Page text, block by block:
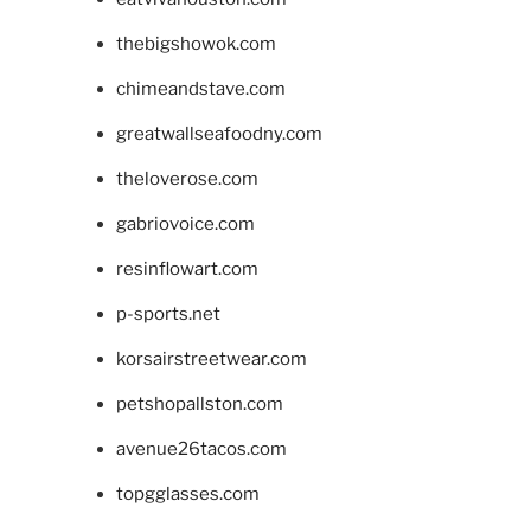
thebigshowok.com
chimeandstave.com
greatwallseafoodny.com
theloverose.com
gabriovoice.com
resinflowart.com
p-sports.net
korsairstreetwear.com
petshopallston.com
avenue26tacos.com
topgglasses.com